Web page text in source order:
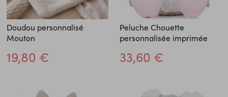
Doudou personnalisé
Mouton
19,80 €
Peluche Chouette
personnalisée imprimée
33,60 €